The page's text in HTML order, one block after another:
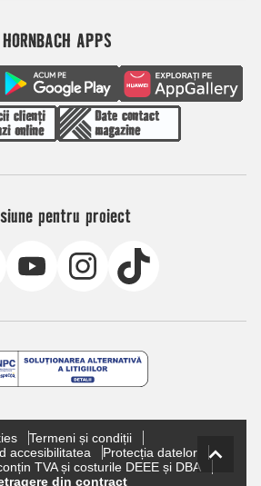
HORNBACH APPS
pentru proiect
Termeni și condiții
accesibilitatea
Protecția datelor
TVA și costurile DEEE și DBA
din contract